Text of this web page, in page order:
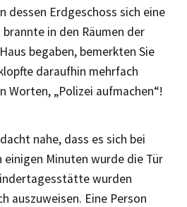
dessen Erdgeschoss sich eine
in den Räumen der
begaben, bemerkten Sie
daraufhin mehrfach
„Polizei aufmachen“!
nahe, dass es sich bei
Minuten wurde die Tür
wurden
auszuweisen. Eine Person